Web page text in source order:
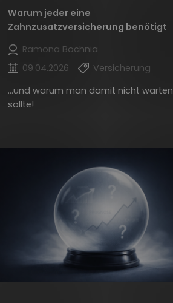
Warum jeder eine
Zahnzusatzversicherung benötigt
Ramona Bochnia
09.04.2026
Versicherung
...und warum man damit nicht warten
sollte!